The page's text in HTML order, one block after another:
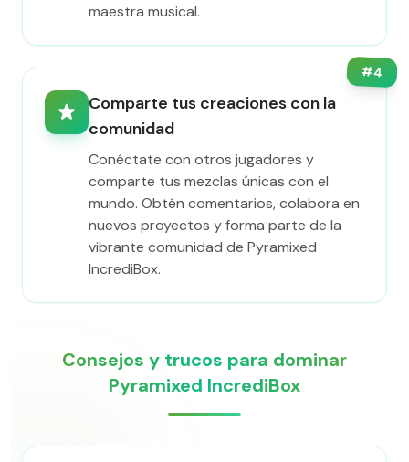
maestra musical.
#4
Comparte tus creaciones con la
comunidad
Conéctate con otros jugadores y
comparte tus mezclas únicas con el
mundo. Obtén comentarios, colabora en
nuevos proyectos y forma parte de la
vibrante comunidad de Pyramixed
IncrediBox.
Consejos y trucos para dominar
Pyramixed IncrediBox